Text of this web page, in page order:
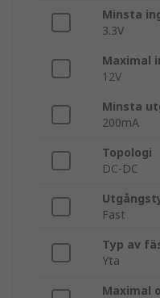
Minsta
3.3V
Maximal
12V
Minsta
200mA
Topologi
DC-DC
Fast
Typ av
Yta
Maximal